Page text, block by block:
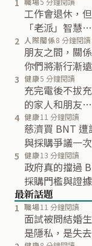
1
工作會退休，
「老派」智慧
2 人際關係8 分鐘閱讀
朋友之間，關
你們將漸行漸
3 健康5 分鐘閱讀
充完電後不拔
的家人和朋友…
4 健康11 分鐘閱讀
慈濟買 BNT 遭
與採購爭議一
5 健康13 分鐘閱讀
政府真的擋過
採購門檻與證據
最新話題
1 職場11 分鐘閱讀
面試被問結婚
是隱私，是失